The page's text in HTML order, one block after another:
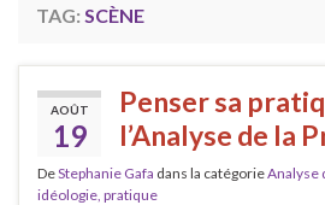
TAG: SCÈNE
AOÛT
19
Penser sa
l’Analyse de la
DeStephanie Gafa dans la catégorieAnalyse
idéologie, pratique